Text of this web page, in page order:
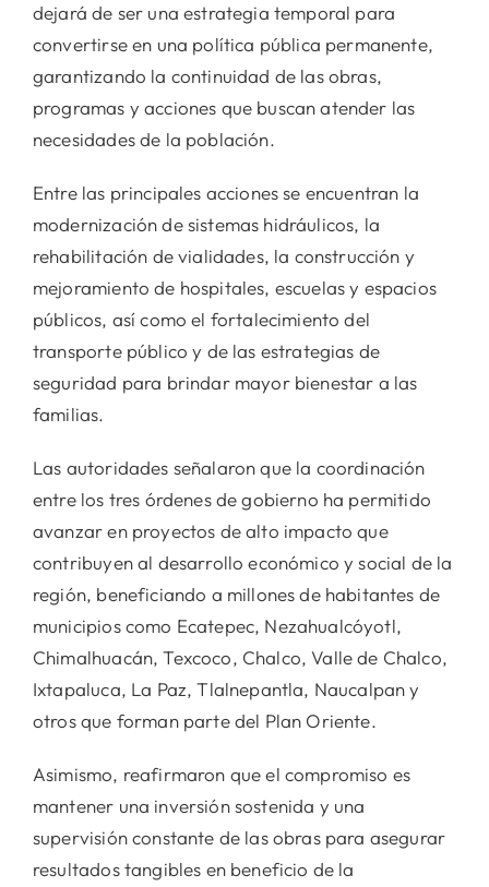
dejará de ser una estrategia temporal para
convertirse en una política pública permanente,
garantizando la continuidad de las obras,
programas y acciones que buscan atender las
necesidades de la población.
Entre las principales acciones se encuentran la
modernización de sistemas hidráulicos, la
rehabilitación de vialidades, la construcción y
mejoramiento de hospitales, escuelas y espacios
públicos, así como el fortalecimiento del
transporte público y de las estrategias de
seguridad para brindar mayor bienestar a las
familias.
Las autoridades señalaron que la coordinación
entre los tres órdenes de gobierno ha permitido
avanzar en proyectos de alto impacto que
contribuyen al desarrollo económico y social de la
región, beneficiando a millones de habitantes de
municipios como Ecatepec, Nezahualcóyotl,
Chimalhuacán, Texcoco, Chalco, Valle de Chalco,
Ixtapaluca, La Paz, Tlalnepantla, Naucalpan y
otros que forman parte del Plan Oriente.
Asimismo, reafirmaron que el compromiso es
mantener una inversión sostenida y una
supervisión constante de las obras para asegurar
resultados tangibles en beneficio de la